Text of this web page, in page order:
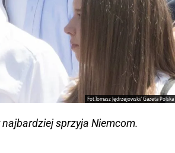
Fot.Tomasz Jędrzejowski/ Gazeta Polska
sprzyja Niemcom.